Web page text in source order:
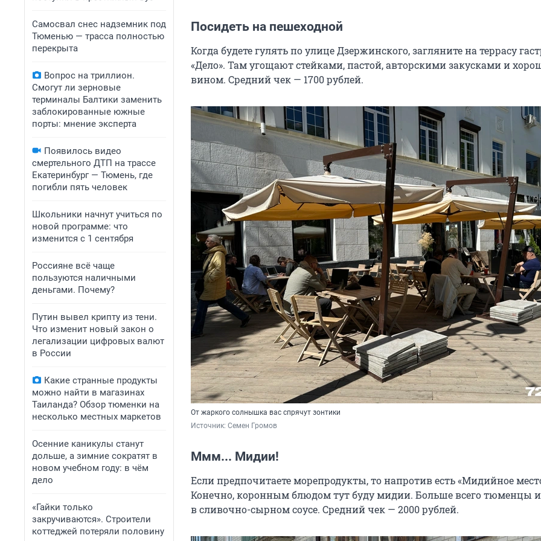
Самосвал снес надземник под
Тюменью — трасса полностью
перекрыта
Вопрос на триллион.
Смогут ли зерновые
терминалы Балтики заменить
заблокированные южные
порты: мнение эксперта
Появилось видео
смертельного ДТП на трассе
Екатеринбург — Тюмень, где
погибли пять человек
Школьники начнут учиться по
новой программе: что
изменится с 1 сентября
Россияне всё чаще
пользуются наличными
деньгами. Почему?
Путин вывел крипту из тени.
Что изменит новый закон о
легализации цифровых валют
в России
Какие странные продукты
можно найти в магазинах
Таиланда? Обзор тюменки на
несколько местных маркетов
Осенние каникулы станут
дольше, а зимние сократят в
новом учебном году: в чём
дело
«Гайки только
закручиваются». Строители
коттеджей потеряли половину
Посидеть на пешеходной
Когда будете гулять по улице Дзержинского, загляните на террасу
«Дело». Там угощают стейками, пастой, авторскими закусками и
вином. Средний чек — 1700 рублей.
От жаркого солнышка вас спрячут зонтики
Источник: Семен Громов
Ммм... Мидии!
Если предпочитаете морепродукты, то напротив есть «Мидийное
Конечно, коронным блюдом тут буду мидии. Больше всего тюменцы
в сливочно-сырном соусе. Средний чек — 2000 рублей.